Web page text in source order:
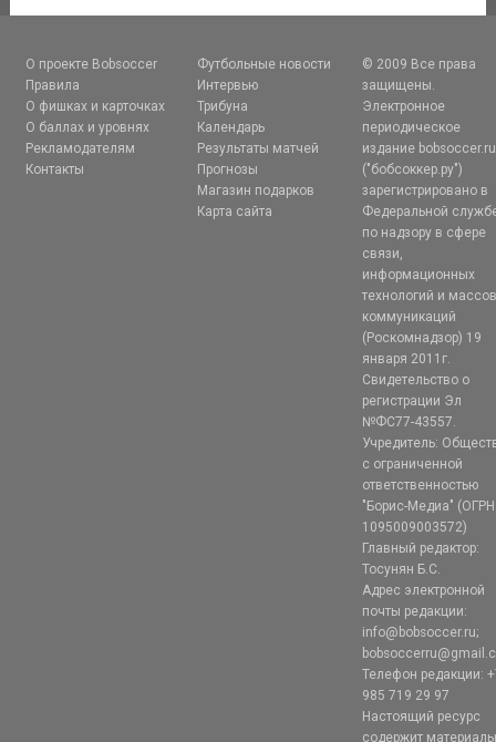
О проекте Bobsoccer
Правила
О фишках и карточках
О баллах и уровнях
Рекламодателям
Контакты
Футбольные новости
Интервью
Трибуна
Календарь
Результаты матчей
Прогнозы
Магазин подарков
Карта сайта
© 2009 Все права
защищены.
Электронное
периодическое
издание bobsoccer.ru
("бобсоккер.ру")
зарегистрировано в
Федеральной
по надзору в сфере
связи,
информационных
технологий и
коммуникаций
(Роскомнадзор) 19
января 2011г.
Свидетельство о
регистрации Эл
№ФС77-43557.
Учредитель:
с ограниченной
ответственностью
"Борис-Медиа" (ОГРН
1095009003572)
Главный редактор:
Тосунян Б.С.
Адрес электронной
почты редакции:
info@bobsoccer.ru;
Телефон редакции:
985 719 29 97
Настоящий ресурс
содержит